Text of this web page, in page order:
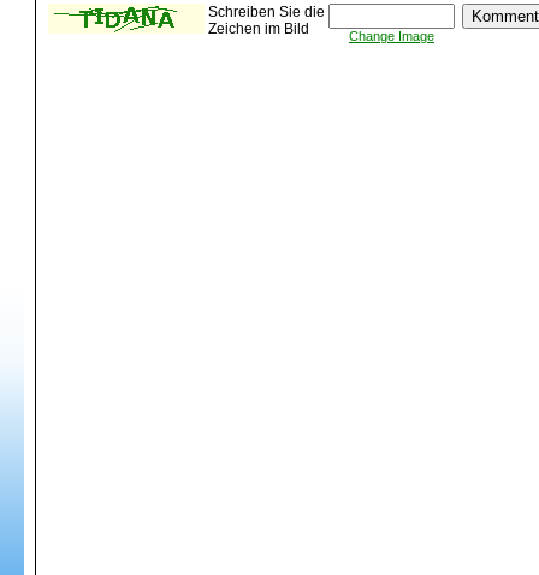
Schreiben Sie die
Zeichen im Bild
Change Image